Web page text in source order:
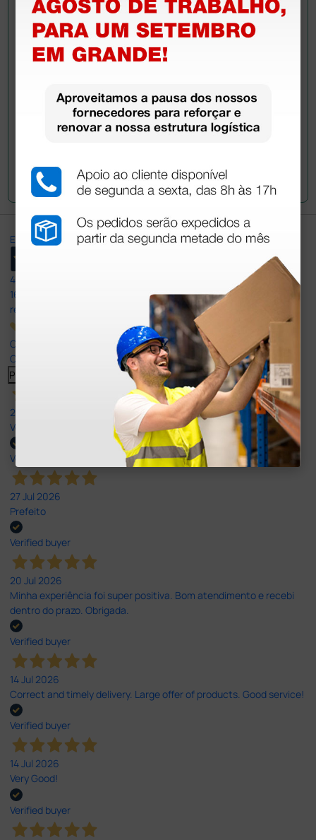
Ainda tem dúvidas?Necessita de mais
esclarecimentos? Envie agora a sua questão aos
colegas que já adquiriram este produto.
Envie a sua questão
Excellent
4,8
165
reviews
Our 4 and 5 star reviews.
Click here to read them all >
Previous
27 Jul 2026
Very good
Verified buyer
27 Jul 2026
Prefeito
Verified buyer
20 Jul 2026
Minha experiência foi super positiva. Bom atendimento e recebi
dentro do prazo. Obrigada.
Verified buyer
14 Jul 2026
Correct and timely delivery. Large offer of products. Good service!
Verified buyer
14 Jul 2026
Very Good!
Verified buyer